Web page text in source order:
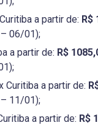
a partir de: R$
06/01);
a partir de: R$
Curitiba a partir de:
11/01);
a partir de: R$